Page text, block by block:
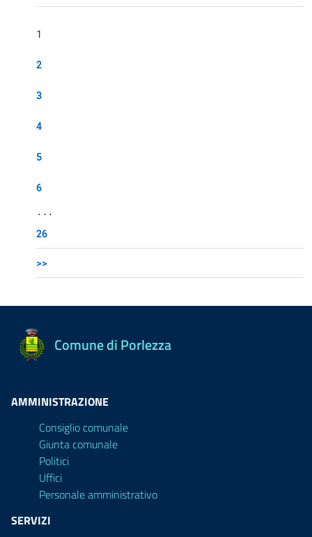
1
2
3
4
5
6
...
26
>>
Comune di Porlezza
AMMINISTRAZIONE
Consiglio comunale
Giunta comunale
Politici
Uffici
Personale amministrativo
SERVIZI